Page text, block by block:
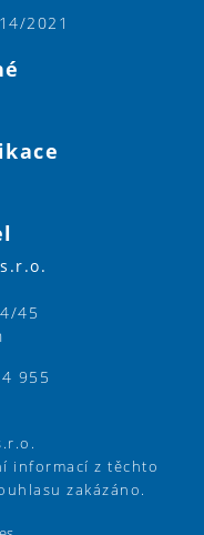
2021
45
955
informací z těchto
zakázáno.